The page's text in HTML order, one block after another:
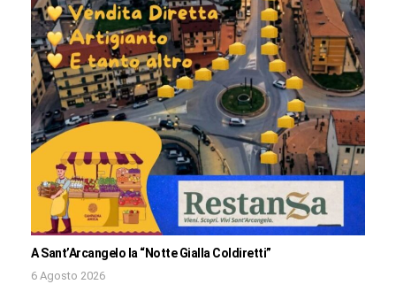
A Sant’Arcangelo la “Notte Gialla Coldiretti”
6 Agosto 2026